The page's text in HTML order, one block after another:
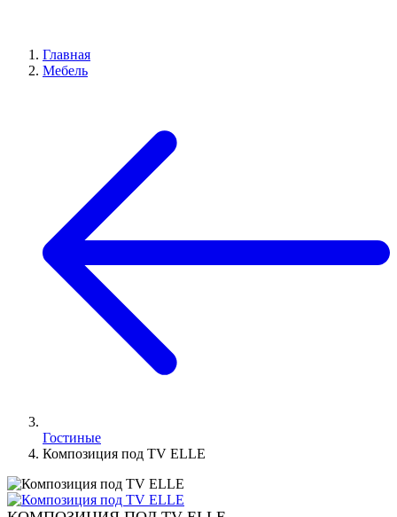
Главная
Мебель
Гостиные
Композиция под TV ELLE